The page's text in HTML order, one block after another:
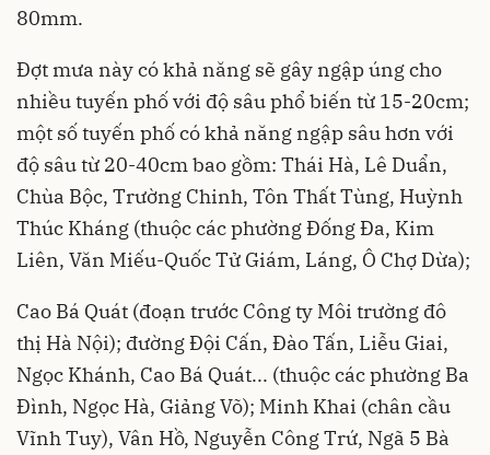
80mm.
Đợt mưa này có khả năng sẽ gây ngập úng cho
nhiều tuyến phố với độ sâu phổ biến từ 15-20cm;
một số tuyến phố có khả năng ngập sâu hơn với
độ sâu từ 20-40cm bao gồm: Thái Hà, Lê Duẩn,
Chùa Bộc, Trường Chinh, Tôn Thất Tùng, Huỳnh
Thúc Kháng (thuộc các phường Đống Đa, Kim
Liên, Văn Miếu-Quốc Tử Giám, Láng, Ô Chợ Dừa);
Cao Bá Quát (đoạn trước Công ty Môi trường đô
thị Hà Nội); đường Đội Cấn, Đào Tấn, Liễu Giai,
Ngọc Khánh, Cao Bá Quát... (thuộc các phường Ba
Đình, Ngọc Hà, Giảng Võ); Minh Khai (chân cầu
Vĩnh Tuy), Vân Hồ, Nguyễn Công Trứ, Ngã 5 Bà